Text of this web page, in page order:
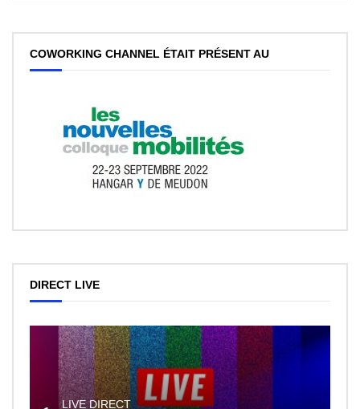
COWORKING CHANNEL ÉTAIT PRÉSENT AU
DIRECT LIVE
LIVE DIRECT